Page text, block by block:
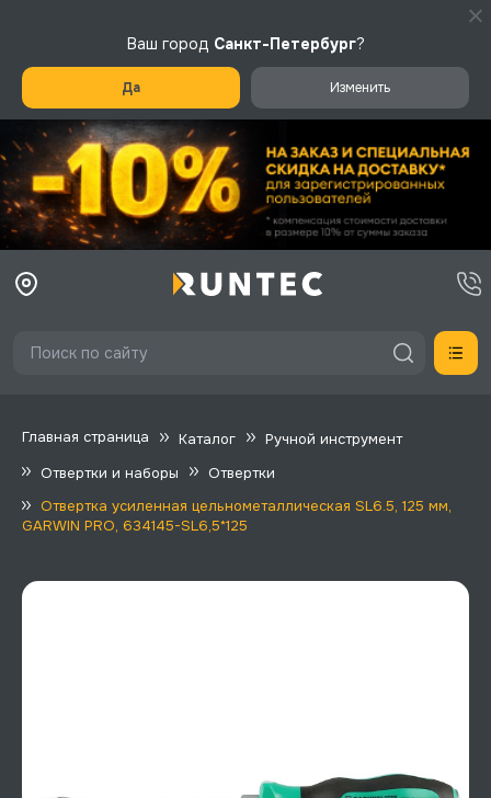
Ваш город Санкт-Петербург?
Да Изменить
Главная страница Каталог
Ручной инструмент
Отвертки и наборы
Отвертки
Отвертка усиленная цельнометаллическая SL6.5, 125 мм,
GARWIN PRO, 634145-SL6,5*125